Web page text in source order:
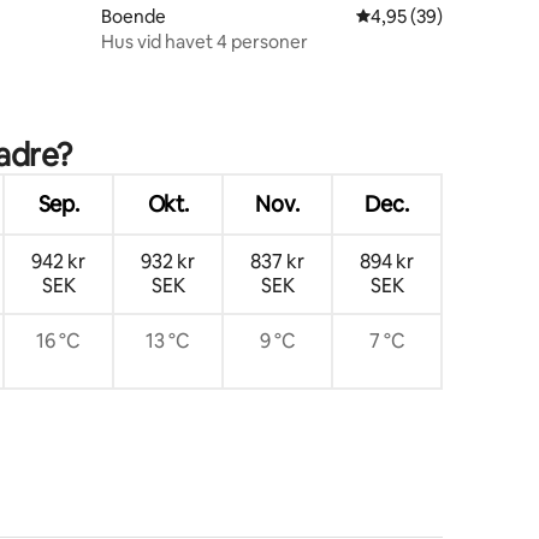
Boende 4,95 av 5 i
4,95 (39)
Hus vid havet 4 personer
Sep. Okt. Nov. Dec.
942 kr
SEK
932 kr
SEK
837 kr
SEK
894 kr
SEK
16 °C 13 °C 9 °C 7 °C